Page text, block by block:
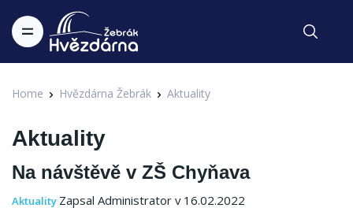
Home Hvězdárna Žebrák Aktuality
Aktuality
Na návštěvě v ZŠ Chyňava
Aktuality Zapsal Administrator v 16.02.2022